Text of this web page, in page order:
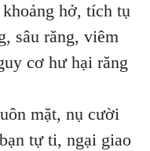
hở, tích tụ
sâu răng, viêm
cơ hư hại răng
mặt, nụ cười
tự ti, ngại giao